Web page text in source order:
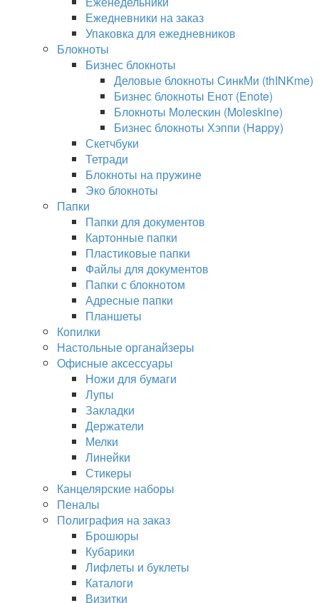
Ежедневники на заказ
Упаковка для ежедневников
Блокноты
Бизнес блокноты
Деловые блокноты СинкМи (thINKme)
Бизнес блокноты Енот (Enote)
Блокноты Молескин (Moleskine)
Бизнес блокноты Хэппи (Happy)
Скетчбуки
Тетради
Блокноты на пружине
Эко блокноты
Папки
Папки для документов
Картонные папки
Пластиковые папки
Файлы для документов
Папки с блокнотом
Адресные папки
Планшеты
Копилки
Настольные органайзеры
Офисные аксессуары
Ножи для бумаги
Лупы
Закладки
Держатели
Мелки
Линейки
Стикеры
Канцелярские наборы
Пеналы
Полиграфия на заказ
Брошюры
Кубарики
Лифлеты и буклеты
Каталоги
Визитки